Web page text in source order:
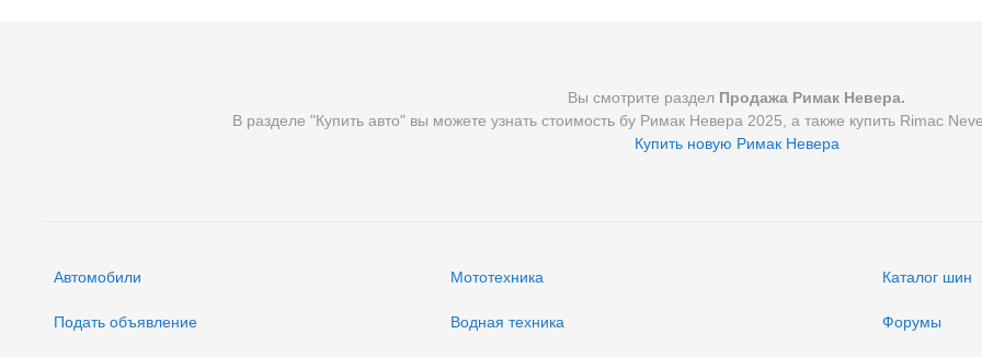
Вы смотрите раздел Продажа Римак Невера.
В разделе "Купить авто" вы можете узнать стоимость бу Римак Невера 2025, а также купить Rimac
Купить новую Римак Невера
Автомобили
Подать объявление
Мототехника
Водная техника
Каталог шин
Форумы